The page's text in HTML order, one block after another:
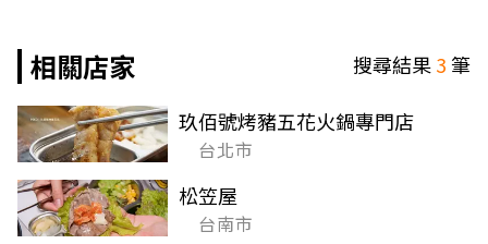
相關店家 搜尋結果3筆
玖佰號烤豬五花火鍋專門店
台北市
松笠屋
台南市